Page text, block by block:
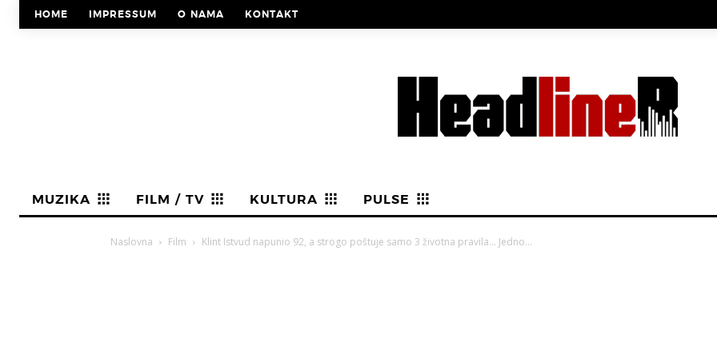
HOME IMPRESSUM O NAMA KONTAKT
MUZIKA FILM / TV KULTURA PULSE
Naslovna Film Klint Istvud napunio 92, a strogo poštuje samo 3 životna pravila… Jedno...